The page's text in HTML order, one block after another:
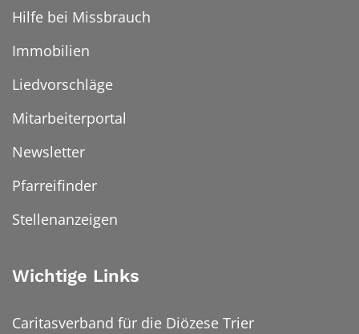
Hilfe bei Missbrauch
Immobilien
Liedvorschläge
Mitarbeiterportal
Newsletter
Pfarreifinder
Stellenanzeigen
Wichtige Links
Caritasverband für die Diözese Trier